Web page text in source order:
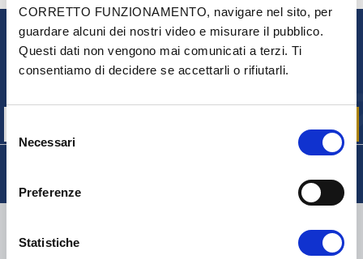
CORRETTO FUNZIONAMENTO, navigare nel sito, per
guardare alcuni dei nostri video e misurare il pubblico.
Questi dati non vengono mai comunicati a terzi. Ti
consentiamo di decidere se accettarli o rifiutarli.
delNecessari
Preferenze
Statistiche
NEWSLETTER
Iscriviti per ricevere gratuitamente